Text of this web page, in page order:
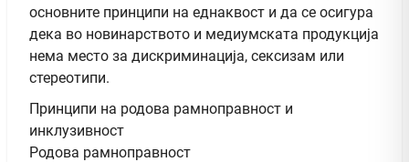
основните принципи на еднаквост и да се осигура
дека во новинарството и медиумската продукција
нема место за дискриминација, сексизам или
стереотипи.
Принципи на родова рамноправност и
инклузивност
Родова рамноправност